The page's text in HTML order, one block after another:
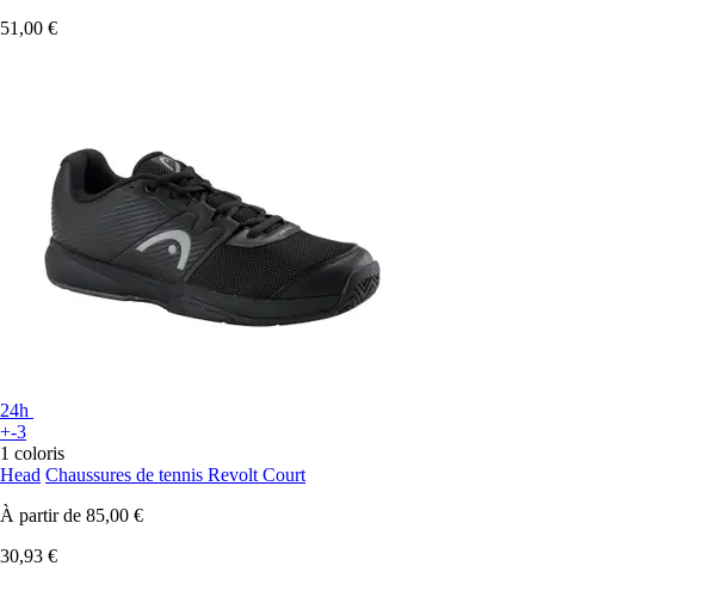
51,00 €
24h
+-3
1 coloris
Head Chaussures de tennis Revolt Court
À partir de 85,00 €
30,93 €